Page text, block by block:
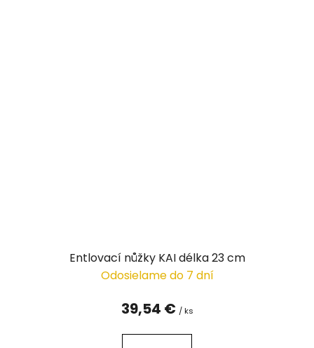
Entlovací nůžky KAI délka 23 cm
Odosielame do 7 dní
39,54 € / ks